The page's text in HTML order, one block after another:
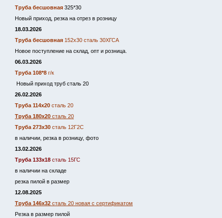
Труба бесшовная 325*30
Новый приход, резка на отрез в розницу
18.03.2026
Труба бесшовная 152х30 сталь 30ХГСА
Новое поступление на склад, опт и розница.
06.03.2026
Труба 108*8 г/к
Новый приход труб сталь 20
26.02.2026
Труба 114х20 сталь 20
Труба 180х20 сталь 20
Труба 273х30 сталь 12Г2С
в наличии, резка в розницу, фото
13.02.2026
Труба 133х18 сталь 15ГС
в наличии на складе
резка пилой в размер
12.08.2025
Труба 146х32 сталь 20 новая с сертификатом
Резка в размер пилой